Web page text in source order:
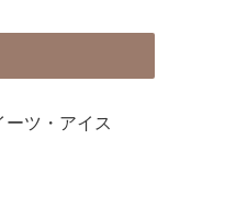
ーツ・アイス